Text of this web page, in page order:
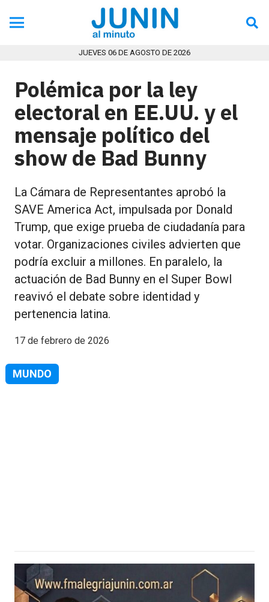
JUEVES 06 DE AGOSTO DE 2026
Polémica por la ley
electoral en EE.UU. y el
mensaje político del
show de Bad Bunny
La Cámara de Representantes aprobó la
SAVE America Act, impulsada por Donald
Trump, que exige prueba de ciudadanía para
votar. Organizaciones civiles advierten que
podría excluir a millones. En paralelo, la
actuación de Bad Bunny en el Super Bowl
reavivó el debate sobre identidad y
pertenencia latina.
17 de febrero de 2026
MUNDO